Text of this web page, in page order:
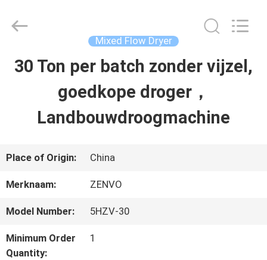
HUIS
PRODUCTEN
ONGEVEER
ONS
TECHNOLOGY
Rights
Mixed Flow Dryer
30 Ton per batch zonder vijzel,
goedkope droger，
Landbouwdroogmachine
Place of Origin: China
Merknaam: ZENVO
Model Number: 5HZV-30
Minimum Order
Quantity:
1